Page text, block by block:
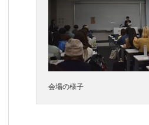
会場の様子